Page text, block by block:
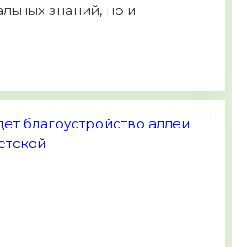
знаний, но и